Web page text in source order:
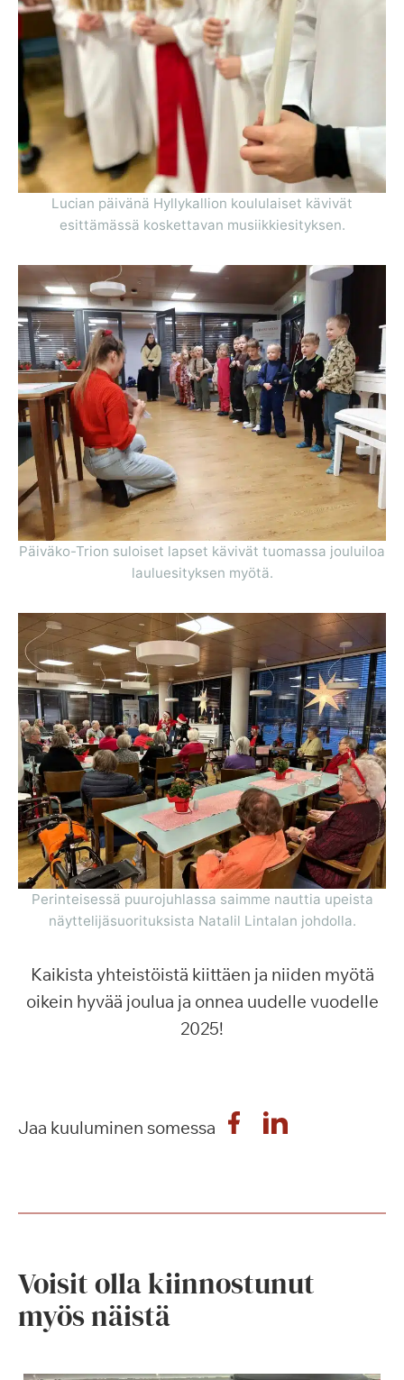
Lucian päivänä Hyllykallion koululaiset kävivät
esittämässä koskettavan musiikkiesityksen.
Päiväko-Trion suloiset lapset kävivät tuomassa jouluiloa
lauluesityksen myötä.
Perinteisessä puurojuhlassa saimme nauttia upeista
näyttelijäsuorituksista Natalil Lintalan johdolla.
Kaikista yhteistöistä kiittäen ja niiden myötä
oikein hyvää joulua ja onnea uudelle vuodelle
2025!
Jaa kuuluminen somessa
Voisit olla kiinnostunut
myös näistä